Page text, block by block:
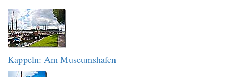
Kappeln: Am Museumshafen